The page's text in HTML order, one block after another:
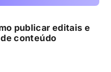
publicar editais e
conteúdo